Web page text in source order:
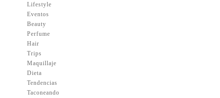
Lifestyle
Eventos
Beauty
Perfume
Hair
Trips
Maquillaje
Dieta
Tendencias
Taconeando